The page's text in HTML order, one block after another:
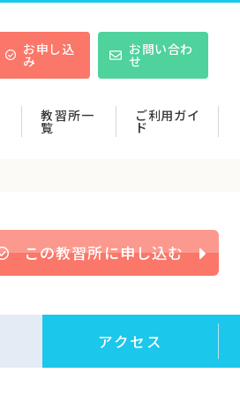
お申し込
み
お問い合わ
せ
教習所一
覧
ご利用ガイ
ド
この教習所に申し込む
アクセス